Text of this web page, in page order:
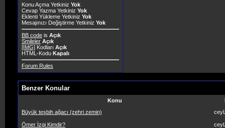
Konu Açma Yetkiniz Yok
Cevap Yazma Yetkiniz Yok
Eklenti Yükleme Yetkiniz Yok
Mesajınızı Değiştirme Yetkiniz Yok
BB code is Açık
Smileler Açık
[IMG] Kodları Açık
HTML-Kodu Kapalı
Forum Rules
Benzer Konular
Konu
Büyük teşbih ağacı (zehri zemin)
Ömer İzgi Kimdir?